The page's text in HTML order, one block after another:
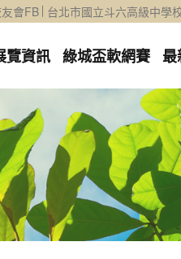
會FB 台北市國立斗六高級中學
覽資訊 綠城盃軟網賽 最